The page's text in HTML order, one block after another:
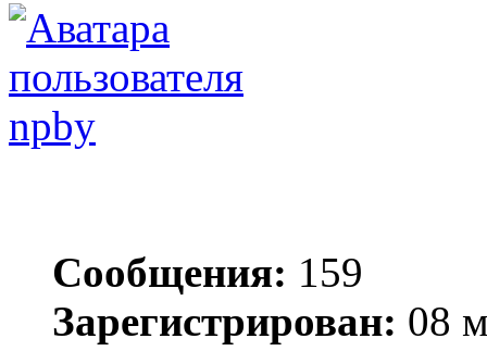
npby
Сообщения: 159
Зарегистрирован: 08